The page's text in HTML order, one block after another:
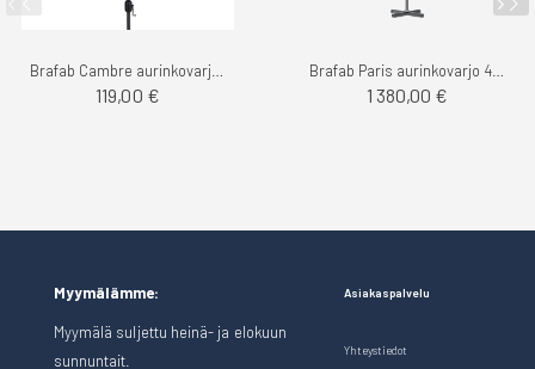
119,00 € 1 380,00 €
Myymälämme:
Myymälä suljettu heinä- ja elokuun
sunnuntait.
Asiakaspalvelu
Yhteystiedot